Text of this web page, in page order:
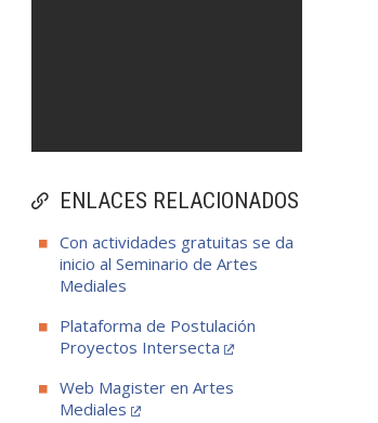
ENLACES RELACIONADOS
Con actividades gratuitas se da
inicio al Seminario de Artes
Mediales
Plataforma de Postulación
Proyectos Intersecta
Web Magister en Artes
Mediales